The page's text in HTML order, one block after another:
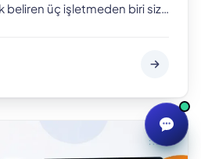
beliren üç işletmeden biri siz